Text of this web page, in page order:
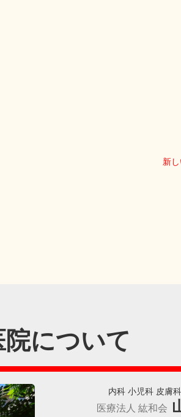
新
院について
内科 小児科 皮膚
医療法人 紘和会